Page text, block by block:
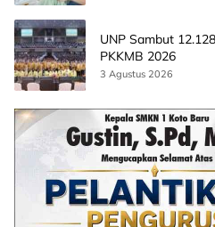
UNP Sambut
PKKMB 2026
3 Agustus 2026